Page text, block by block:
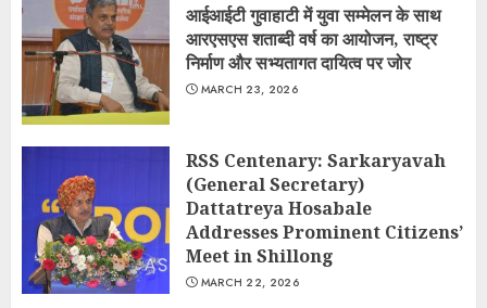
आईआईटी गुवाहाटी में युवा सम्मेलन के साथ
आरएसएस शताब्दी वर्ष का आयोजन, राष्ट्र
निर्माण और सभ्यतागत दायित्व पर जोर
MARCH 23, 2026
RSS Centenary: Sarkaryavah
(General Secretary)
Dattatreya Hosabale
Addresses Prominent Citizens’
Meet in Shillong
MARCH 22, 2026